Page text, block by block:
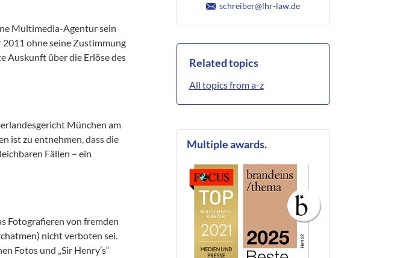
Multimedia-Agentur sein
ohne seine Zustimmung
Auskunft über die Erlöse des
München am
ist zu entnehmen, dass die
Fällen – ein
Fotografieren von fremden
nicht verboten sei.
Fotos und „Sir Henry’s“
schreiber@lhr-law.de
Related topics
All topics from a-z
Multiple awards.